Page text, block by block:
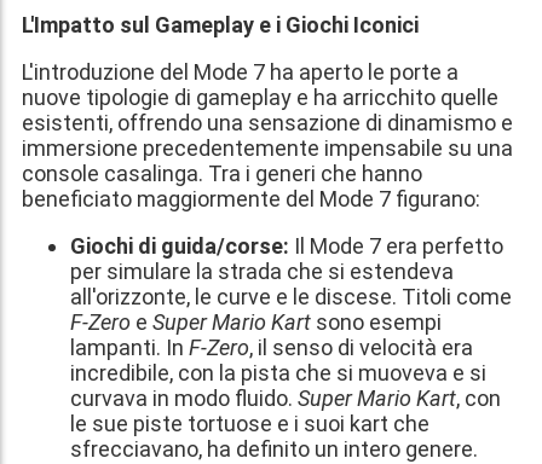
L'Impatto sul Gameplay e i Giochi Iconici
L'introduzione del Mode 7 ha aperto le porte a
nuove tipologie di gameplay e ha arricchito quelle
esistenti, offrendo una sensazione di dinamismo e
immersione precedentemente impensabile su una
console casalinga. Tra i generi che hanno
beneficiato maggiormente del Mode 7 figurano:
Giochi di guida/corse: Il Mode 7 era perfetto
per simulare la strada che si estendeva
all'orizzonte, le curve e le discese. Titoli come
F-Zero e Super Mario Kart sono esempi
lampanti. In F-Zero, il senso di velocità era
incredibile, con la pista che si muoveva e si
curvava in modo fluido. Super Mario Kart, con
le sue piste tortuose e i suoi kart che
sfrecciavano, ha definito un intero genere.